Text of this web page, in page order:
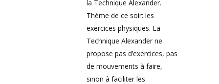
la Technique Alexander.
Thème de ce soir: les
exercices physiques. La
Technique Alexander ne
propose pas d’exercices, pas
de mouvements à faire,
sinon à faciliter les